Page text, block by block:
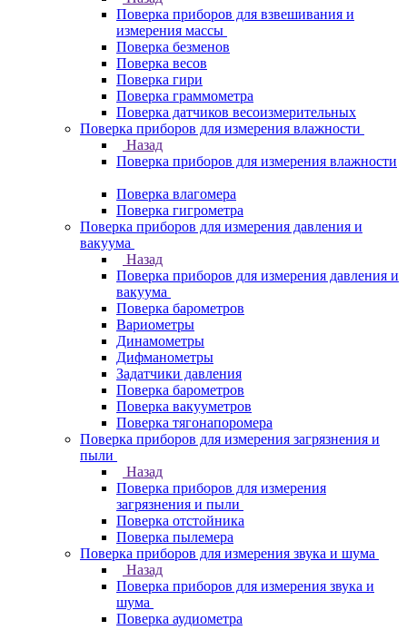
Поверка приборов для взвешивания и
измерения массы
Поверка безменов
Поверка весов
Поверка гири
Поверка граммометра
Поверка датчиков весоизмерительных
Поверка приборов для измерения влажности
Назад
Поверка приборов для измерения влажности
Поверка влагомера
Поверка гигрометра
Поверка приборов для измерения давления и
вакуума
Назад
Поверка приборов для измерения давления и
вакуума
Поверка барометров
Вариометры
Динамометры
Дифманометры
Задатчики давления
Поверка барометров
Поверка вакууметров
Поверка тягонапоромера
Поверка приборов для измерения загрязнения и
пыли
Назад
Поверка приборов для измерения
загрязнения и пыли
Поверка отстойника
Поверка пылемера
Поверка приборов для измерения звука и шума
Назад
Поверка приборов для измерения звука и
шума
Поверка аудиометра